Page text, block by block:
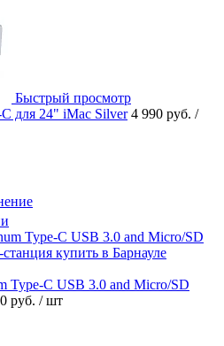
Быстрый просмотр
для 24" iMac Silver 4 990 руб. /
Type-C USB 3.0 and Micro/SD
руб. / шт